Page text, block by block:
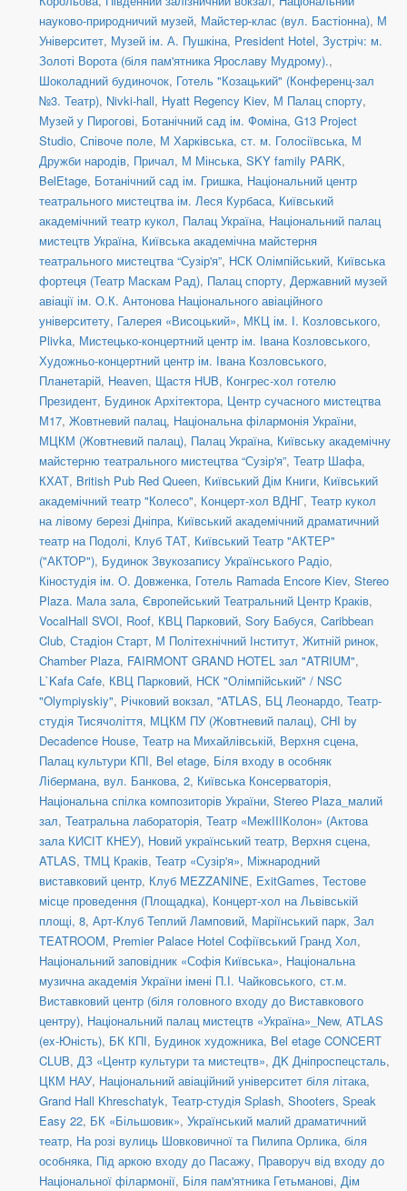
науково-природничий музей, Майстер-клас (вул. Бастіонна), М
Університет, Музей ім. А. Пушкіна, President Hotel, Зустріч: м.
Золоті Ворота (біля пам'ятника Ярославу Мудрому).,
Шоколадний будиночок, Готель "Козацький" (Конференц-зал
№3. Театр), Nivki-hall, Hyatt Regency Kiev, М Палац спорту,
Музей у Пирогові, Ботанічний сад ім. Фоміна, G13 Project
Studio, Співоче поле, М Харківська, ст. м. Голосіївська, М
Дружби народів, Причал, М Мінська, SKY family PARK,
BelEtage, Ботанічний сад ім. Гришка, Національний центр
театрального мистецтва ім. Леся Курбаса, Київський
академічний театр кукол, Палац Україна, Національний палац
мистецтв Україна, Київська академічна майстерня
театрального мистецтва “Сузір'я”, НСК Олімпійський, Київська
фортеця (Театр Маскам Рад), Палац спорту, Державний музей
авіації ім. О.К. Антонова Національного авіаційного
університету, Галерея «Висоцький», МКЦ ім. І. Козловського,
Plivka, Мистецько-концертний центр ім. Івана Козловського,
Художньо-концертний центр ім. Івана Козловського,
Планетарій, Heaven, Щастя HUB, Конгрес-хол готелю
Президент, Будинок Архітектора, Центр сучасного мистецтва
М17, Жовтневий палац, Національна філармонія України,
МЦКМ (Жовтневий палац), Палац Україна, Київську академічну
майстерню театрального мистецтва “Сузір'я”, Театр Шафа,
КХАТ, British Pub Red Queen, Київський Дім Книги, Київський
академічний театр "Колесо", Концерт-хол ВДНГ, Театр кукол
на лівому березі Дніпра, Київський академічний драматичний
театр на Подолі, Клуб ТАТ, Київський Театр "АКТЕР"
("АКТОР"), Будинок Звукозапису Українського Радіо,
Кіностудія ім. О. Довженка, Готель Ramada Encore Kiev, Stereo
Plaza. Мала зала, Європейський Театральний Центр Краків,
VocalHall SVOI, Roof, КВЦ Парковий, Sory Бабуся, Caribbean
Club, Стадіон Старт, М Політехнічний Інститут, Житній ринок,
Chamber Plaza, FAIRMONT GRAND HOTEL зал "ATRIUM",
L`Kafa Cafe, КВЦ Парковий, НСК "Олімпійський" / NSC
"Olympiyskiy", Річковий вокзал, ''ATLAS, БЦ Леонардо, Театр-
студія Тисячоліття, МЦКМ ПУ (Жовтневий палац), CHI by
Decadence House, Театр на Михайлівській, Верхня сцена,
Палац культури КПІ, Bel etage, Біля входу в особняк
Лібермана, вул. Банкова, 2, Київська Консерваторія,
Національна спілка композиторів України, Stereo Plaza_малий
зал, Театральна лабораторія, Театр «МежIIIКолон» (Актова
зала КИСІТ КНЕУ), Новий український театр, Верхня сцена,
ATLAS, ТМЦ Краків, Театр «Сузір'я», Міжнародний
виставковий центр, Клуб MEZZANINE, ExitGames, Тестове
місце проведення (Площадка), Концерт-хол на Львівській
площі, 8, Арт-Клуб Теплий Ламповий, Маріїнський парк, Зал
TEATROOM, Premier Palace Hotel Софіївський Гранд Хол,
Національний заповідник «Софія Київська», Національна
музична академія України імені П.І. Чайковського, ст.м.
Виставковий центр (біля головного входу до Виставкового
центру), Національний палац мистецтв «Україна»_New, ATLAS
(ex-Юність), БК КПІ, Будинок художника, Bel etage CONCERT
CLUB, ДЗ «Центр культури та мистецтв», ДK Дніпроспецсталь,
ЦКМ НАУ, Національний авіаційний університет біля літака,
Grand Hall Khreschatyk, Театр-студія Splash, Shooters, Speak
Easy 22, БК «Більшовик», Український малий драматичний
театр, На розі вулиць Шовковичної та Пилипа Орлика, біля
особняка, Під аркою входу до Пасажу, Праворуч від входу до
Національної філармонії, Біля пам'ятника Гетьманові, Дім